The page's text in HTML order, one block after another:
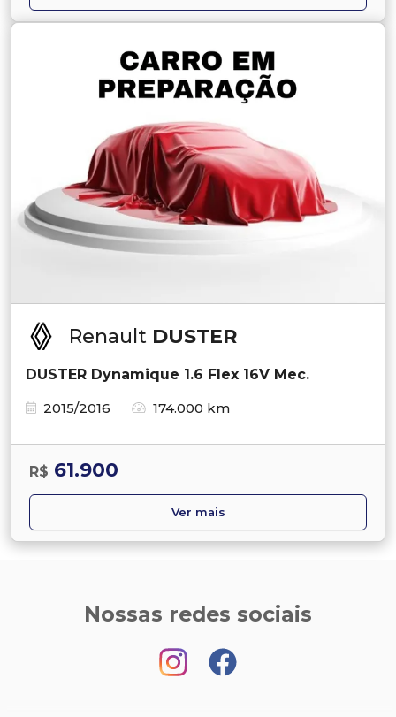
Renault DUSTER
DUSTER Dynamique 1.6 Flex 16V Mec.
2015/2016
174.000 km
R$ 61.900
Ver mais
Nossas redes sociais